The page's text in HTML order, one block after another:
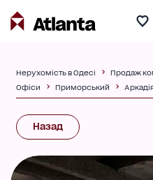
Нерухомість в Одесі
Продаж
Офіси
Приморський
Назад